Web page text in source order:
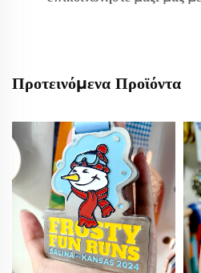
Προτεινόμενα Προϊόντα